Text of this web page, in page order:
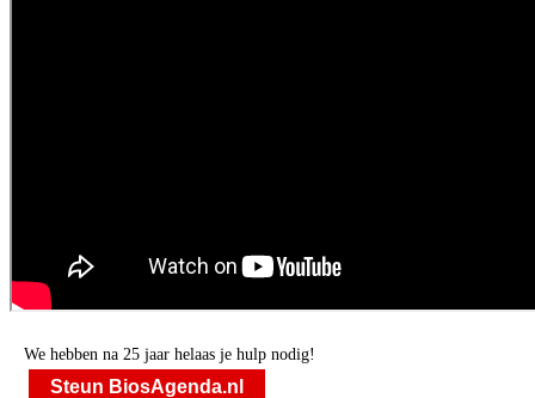
We hebben na 25 jaar helaas je hulp nodig!
Steun BiosAgenda.nl